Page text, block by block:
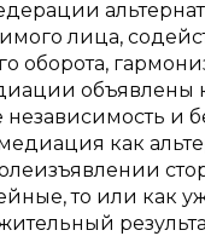
лица,
оборота,
объявлены
и
как
то или как